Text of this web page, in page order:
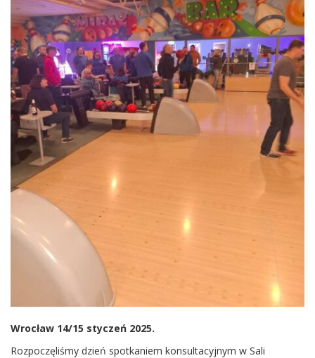
Wrocław 14/15 styczeń 2025.
Rozpoczęliśmy dzień spotkaniem konsultacyjnym w Sali